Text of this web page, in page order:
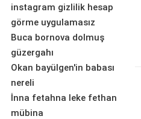
instagram gizlilik hesap
görme uygulamasız
Buca bornova dolmuş
güzergahı
Okan bayülgen'in babası
nereli
İnna fetahna leke fethan
mübina